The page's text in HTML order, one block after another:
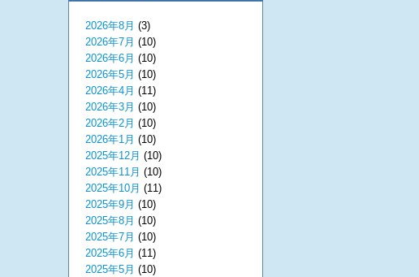
2026年8月 (3)
2026年7月 (10)
2026年6月 (10)
2026年5月 (10)
2026年4月 (11)
2026年3月 (10)
2026年2月 (10)
2026年1月 (10)
2025年12月 (10)
2025年11月 (10)
2025年10月 (11)
2025年9月 (10)
2025年8月 (10)
2025年7月 (10)
2025年6月 (11)
2025年5月 (10)